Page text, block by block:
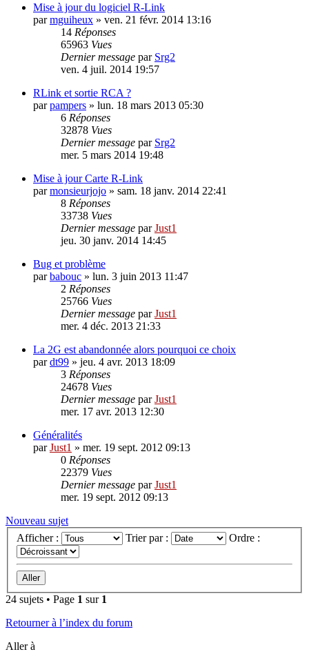
Mise à jour du logiciel R-Link
parmguiheux » ven. 21 févr. 2014 13:16
14 Réponses
65963 Vues
Dernier message par Srg2
ven. 4 juil. 2014 19:57
RLink et sortie RCA ?
parpampers » lun. 18 mars 2013 05:30
6 Réponses
32878 Vues
Dernier message par Srg2
mer. 5 mars 2014 19:48
Mise à jour Carte R-Link
parmonsieurjojo » sam. 18 janv. 2014 22:41
8 Réponses
33738 Vues
Dernier message parJust1
jeu. 30 janv. 2014 14:45
Bug et problème
parbabouc » lun. 3 juin 2013 11:47
2 Réponses
25766 Vues
Dernier message parJust1
mer. 4 déc. 2013 21:33
La 2G est abandonnée alors pourquoi ce choix
pardt99 » jeu. 4 avr. 2013 18:09
3 Réponses
24678 Vues
Dernier message parJust1
mer. 17 avr. 2013 12:30
Généralités
parJust1 » mer. 19 sept. 2012 09:13
0 Réponses
22379 Vues
Dernier message parJust1
mer. 19 sept. 2012 09:13
Nouveau sujet
Afficher :
Trier par : Ordre :
24 sujets • Page 1 sur 1
Retourner à l’index du forum
Aller à